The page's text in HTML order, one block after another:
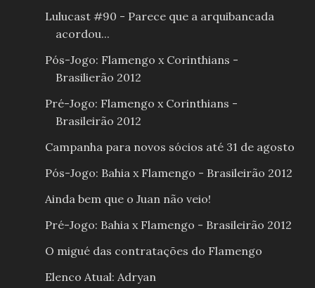
Lulucast #90 - Parece que a arquibancada
acordou...
Pós-Jogo: Flamengo x Corinthians -
Brasilierão 2012
Pré-Jogo: Flamengo x Corinthians -
Brasileirão 2012
Campanha para novos sócios até 31 de agosto
Pós-Jogo: Bahia x Flamengo - Brasileirão 2012
Ainda bem que o Juan não veio!
Pré-Jogo: Bahia x Flamengo - Brasileirão 2012
O migué das contratações do Flamengo
Elenco Atual: Adryan